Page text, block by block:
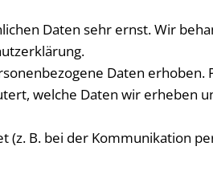
Daten sehr ernst. Wir
Daten
welche Daten wir erheben
B. bei der Kommunikation